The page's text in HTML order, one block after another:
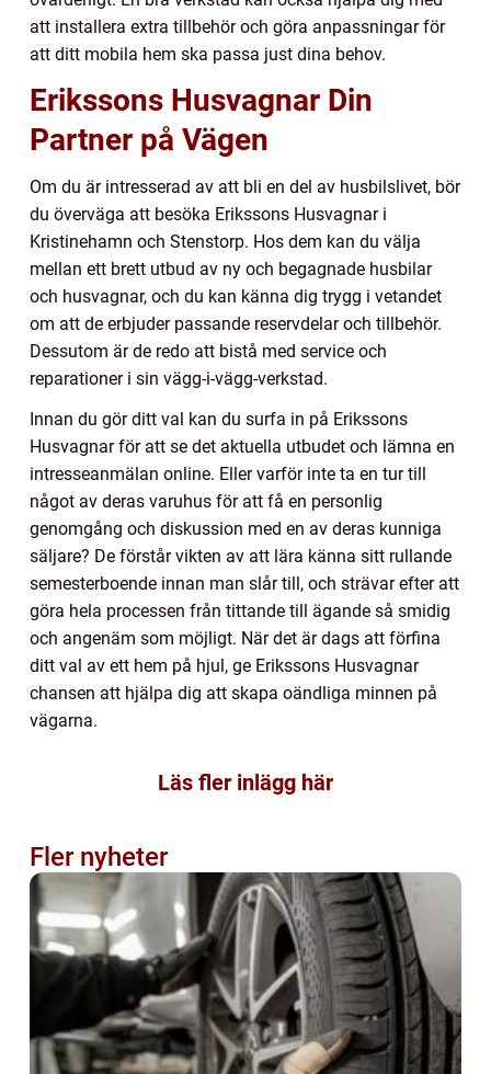
att installera extra tillbehör och göra anpassningar för
att ditt mobila hem ska passa just dina behov.
Erikssons Husvagnar Din
Partner på Vägen
Om du är intresserad av att bli en del av husbilslivet, bör
du överväga att besöka Erikssons Husvagnar i
Kristinehamn och Stenstorp. Hos dem kan du välja
mellan ett brett utbud av ny och begagnade husbilar
och husvagnar, och du kan känna dig trygg i vetandet
om att de erbjuder passande reservdelar och tillbehör.
Dessutom är de redo att bistå med service och
reparationer i sin vägg-i-vägg-verkstad.
Innan du gör ditt val kan du surfa in på Erikssons
Husvagnar för att se det aktuella utbudet och lämna en
intresseanmälan online. Eller varför inte ta en tur till
något av deras varuhus för att få en personlig
genomgång och diskussion med en av deras kunniga
säljare? De förstår vikten av att lära känna sitt rullande
semesterboende innan man slår till, och strävar efter att
göra hela processen från tittande till ägande så smidig
och angenäm som möjligt. När det är dags att förfina
ditt val av ett hem på hjul, ge Erikssons Husvagnar
chansen att hjälpa dig att skapa oändliga minnen på
vägarna.
Läs fler inlägg här
Fler nyheter